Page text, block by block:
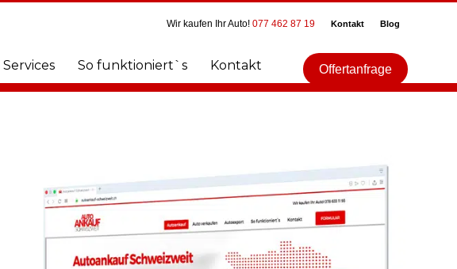
Wir kaufen Ihr Auto! 077 462 87 19 Kontakt Blog
Services So funktioniert`s Kontakt Offertanfrage